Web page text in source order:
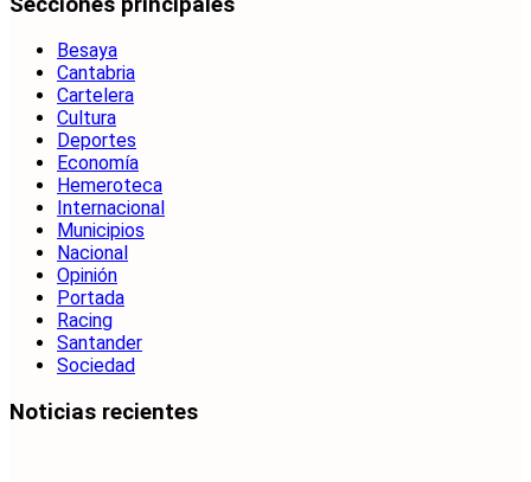
Besaya
Cantabria
Cartelera
Cultura
Deportes
Economía
Hemeroteca
Internacional
Municipios
Nacional
Opinión
Portada
Racing
Santander
Sociedad
Noticias recientes